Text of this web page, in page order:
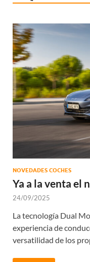
NOVEDADES COCHES
Ya a la venta el
24/09/2025
La tecnología Dual
experiencia de
versatilidad de los